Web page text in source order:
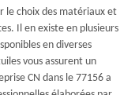
le choix des matériaux et
Il en existe en plusieurs
en diverses
vous assurent un
CN dans le 77156 a